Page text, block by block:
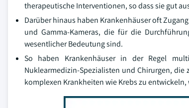
therapeutische Interventionen, so dass sie gut
Darüber hinaus haben Krankenhäuser oft
und Gamma-Kameras, die für die
wesentlicher Bedeutung sind.
So haben Krankenhäuser in der Regel
Nuklearmedizin-Spezialisten und Chirurgen,
komplexen Krankheiten wie Krebs zu